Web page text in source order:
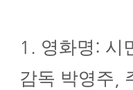
1. 영화명: 시
감독 박영주